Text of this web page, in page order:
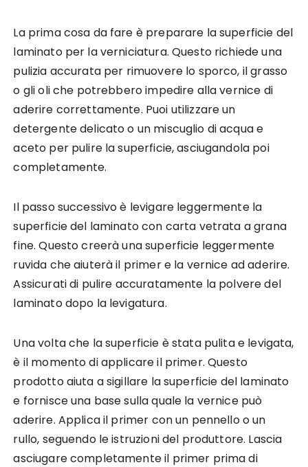
La prima cosa da fare è preparare la superficie del
laminato per la verniciatura. Questo richiede una
pulizia accurata per rimuovere lo sporco, il grasso
o gli oli che potrebbero impedire alla vernice di
aderire correttamente. Puoi utilizzare un
detergente delicato o un miscuglio di acqua e
aceto per pulire la superficie, asciugandola poi
completamente.
Il passo successivo è levigare leggermente la
superficie del laminato con carta vetrata a grana
fine. Questo creerà una superficie leggermente
ruvida che aiuterà il primer e la vernice ad aderire.
Assicurati di pulire accuratamente la polvere del
laminato dopo la levigatura.
Una volta che la superficie è stata pulita e levigata,
è il momento di applicare il primer. Questo
prodotto aiuta a sigillare la superficie del laminato
e fornisce una base sulla quale la vernice può
aderire. Applica il primer con un pennello o un
rullo, seguendo le istruzioni del produttore. Lascia
asciugare completamente il primer prima di